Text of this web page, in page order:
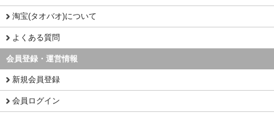
淘宝(タオバオ)について
よくある質問
会員登録・運営情報
新規会員登録
会員ログイン